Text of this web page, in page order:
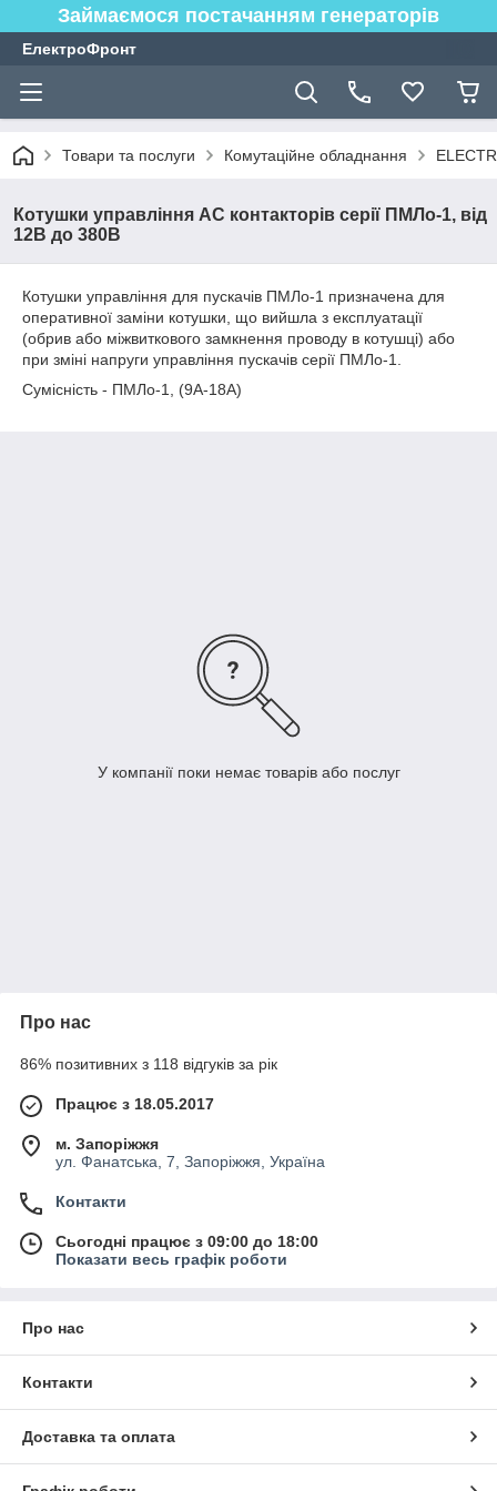
Займаємося постачанням генераторів
ЕлектроФронт
Товари та послуги Комутаційне обладнання
Котушки управління АС контакторів серії ПМЛо-1, від
12В до 380В
Котушки управління для пускачів ПМЛо-1 призначена для
оперативної заміни котушки, що вийшла з експлуатації
(обрив або міжвиткового замкнення проводу в котушці) або
при зміні напруги управління пускачів серії ПМЛо-1.
Сумісність - ПМЛо-1, (9А-18А)
У компанії поки немає товарів або послуг
Про нас
86% позитивних з 118 відгуків за рік
Працює з 18.05.2017
м. Запоріжжя
ул. Фанатська, 7, Запоріжжя, Україна
Контакти
Сьогодні працює з 09:00 до 18:00
Показати весь графік роботи
Про нас
Контакти
Доставка та оплата